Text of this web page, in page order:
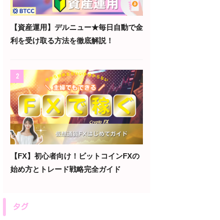
【資産運用】デルニュー★毎日自動で金
利を受け取る方法を徹底解説！
2
【FX】初心者向け！ビットコインFXの
始め方とトレード戦略完全ガイド
タグ